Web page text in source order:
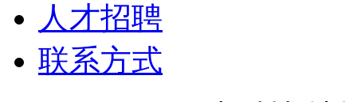
人才招聘
联系方式